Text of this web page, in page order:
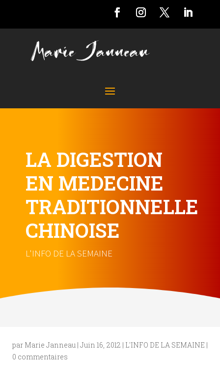
LA DIGESTION
EN MEDECINE
TRADITIONNELLE
CHINOISE
L'INFO DE LA SEMAINE
par Marie Janneau |Juin 16, 2012 | L'INFO DE LA SEMAINE |
0 commentaires